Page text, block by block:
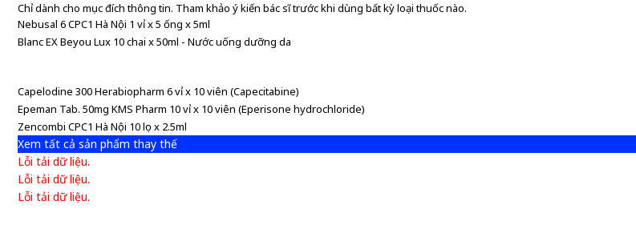
Chỉ dành cho mục đích thông tin. Tham khảo ý kiến bác sĩ trước khi dùng bất kỳ loại thuốc nào.
Nebusal 6 CPC1 Hà Nội 1 vỉ x 5 ống x 5ml
Blanc EX Beyou Lux 10 chai x 50ml - Nước uống dưỡng da
Capelodine 300 Herabiopharm 6 vỉ x 10 viên (Capecitabine)
Epeman Tab. 50mg KMS Pharm 10 vỉ x 10 viên (Eperisone hydrochloride)
Zencombi CPC1 Hà Nội 10 lọ x 2.5ml
Xem tất cả sản phẩm thay thế
Lỗi tải dữ liệu.
Lỗi tải dữ liệu.
Lỗi tải dữ liệu.